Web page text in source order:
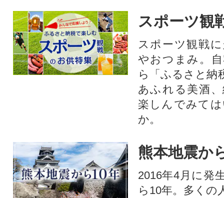
スポーツ観
スポーツ観戦
やおつまみ。
ら「ふるさと納
あふれる美酒
楽しんでみて
か。
熊本地震か
2016年4月に発
ら10年。多くの